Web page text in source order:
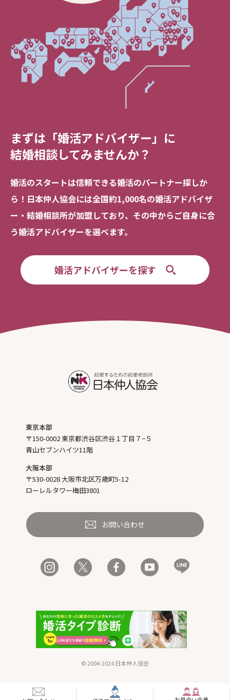
まずは「婚活アドバイザー」に
結婚相談してみませんか？
婚活のスタートは信頼できる婚活のパートナー探しか
ら！ 日本仲人協会には全国約1,000名の婚活アドバイザ
ー・結婚相談所が加盟しており、 その中からご自身に合
う婚活アドバイザーを選べます。
婚活アドバイザーを探す
東京本部
〒150-0002 東京都渋谷区渋谷１丁目７−５
青山セブンハイツ11階
大阪本部
〒530-0028 大阪市北区万歳町5-12
ローレルタワー梅田3801
お問い合わせ
© 2004-2024 日本仲人協会